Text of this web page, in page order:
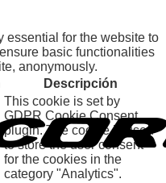
essential for the website to
basic functionalities
anonymously.
Descripción
This cookie is set by
GDPR Cookie Consent
plugin. The cookie is used
to store the user consent
for the cookies in the
category "Analytics".